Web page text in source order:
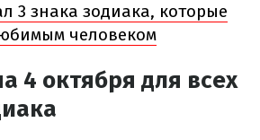
3 знака зодиака, которые
человеком
4 октября для всех